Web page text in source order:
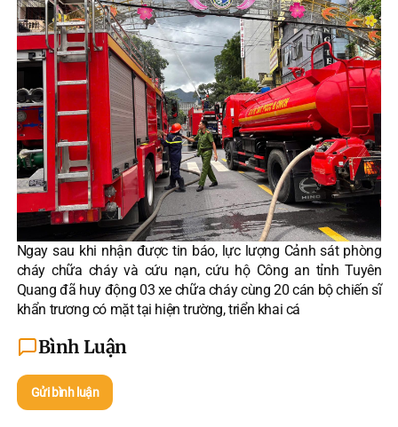
Ngay sau khi nhận được tin báo, lực lượng Cảnh sát phòng
cháy chữa cháy và cứu nạn, cứu hộ Công an tỉnh Tuyên
Quang đã huy động 03 xe chữa cháy cùng 20 cán bộ chiến sĩ
khẩn trương có mặt tại hiện trường, triển khai cá
Bình Luận
Gửi bình luận